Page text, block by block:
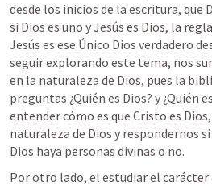
desde los inicios de la escritura, que
si Dios es uno y Jesús es Dios, la
Jesús es ese Único Dios verdadero
seguir explorando este tema, nos
en la naturaleza de Dios, pues la
preguntas ¿Quién es Dios? y ¿Quién
entender cómo es que Cristo es
naturaleza de Dios y respondernos
Dios haya personas divinas o no.
Por otro lado, el estudiar el carácter